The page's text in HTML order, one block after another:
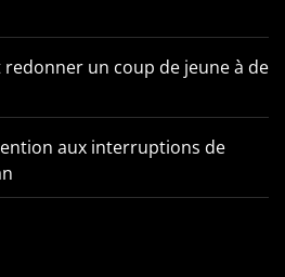
un coup de jeune à de
aux interruptions de